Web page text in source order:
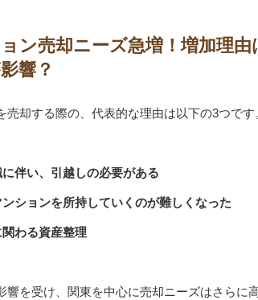
ン売却ニーズ急増！増加理由
響？
売却する際の、代表的な理由は以下の3つです
伴い、引越しの必要がある
ションを所持していくのが難しくなった
わる資産整理
響を受け、関東を中心に売却ニーズはさらに